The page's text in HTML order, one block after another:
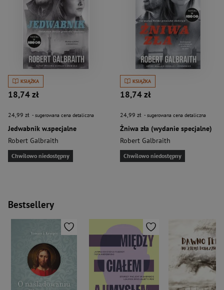
KSIĄŻKA
18,74 zł
24,99 zł - sugerowana cena detaliczna
Jedwabnik w.specjalne
Robert Galbraith
Chwilowo niedostępny
KSIĄŻKA
18,74 zł
24,99 zł - sugerowana cena detaliczna
Żniwa zła (wydanie specjalne)
Robert Galbraith
Chwilowo niedostępny
Bestsellery